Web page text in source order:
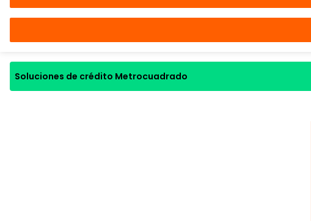
Soluciones de crédito Metrocuadrado